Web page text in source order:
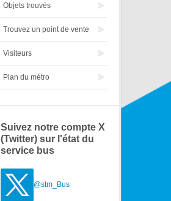
Objets trouvés
Trouvez un point de vente
Visiteurs
Plan du métro
Suivez notre compte X
(Twitter) sur l'état du
service bus
@stm_Bus